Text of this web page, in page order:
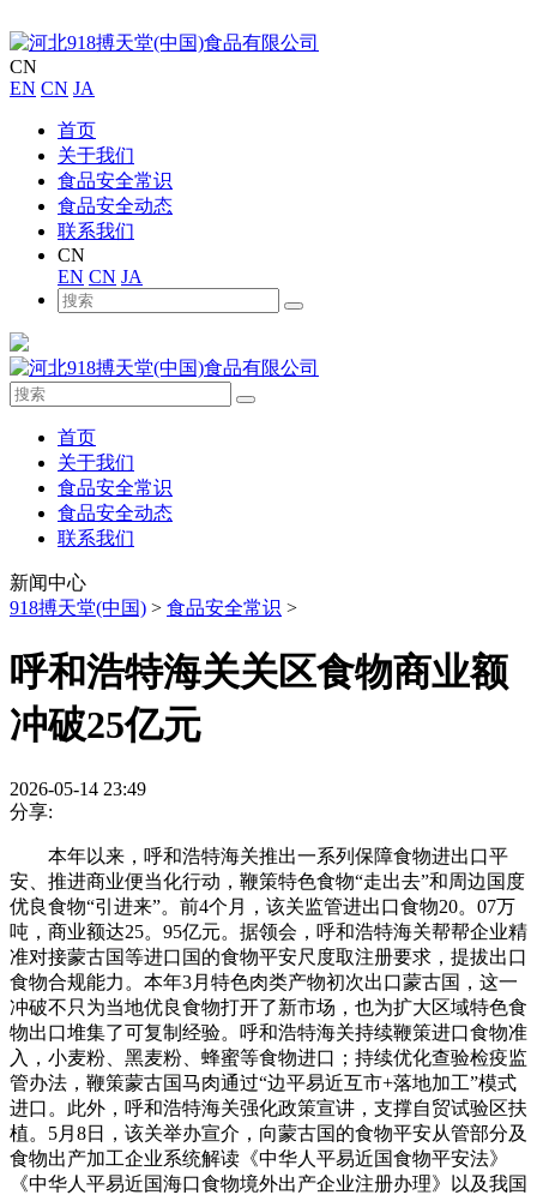
CN
EN CN JA
首页
关于我们
食品安全常识
食品安全动态
联系我们
CN
EN CN JA
首页
关于我们
食品安全常识
食品安全动态
联系我们
新闻中心
918搏天堂(中国) > 食品安全常识 >
呼和浩特海关关区食物商业额
冲破25亿元
2026-05-14 23:49
分享:
本年以来，呼和浩特海关推出一系列保障食物进出口平
安、推进商业便当化行动，鞭策特色食物“走出去”和周边国度
优良食物“引进来”。前4个月，该关监管进出口食物20。07万
吨，商业额达25。95亿元。据领会，呼和浩特海关帮帮企业精
准对接蒙古国等进口国的食物平安尺度取注册要求，提拔出口
食物合规能力。本年3月特色肉类产物初次出口蒙古国，这一
冲破不只为当地优良食物打开了新市场，也为扩大区域特色食
物出口堆集了可复制经验。呼和浩特海关持续鞭策进口食物准
入，小麦粉、黑麦粉、蜂蜜等食物进口；持续优化查验检疫监
管办法，鞭策蒙古国马肉通过“边平易近互市+落地加工”模式
进口。此外，呼和浩特海关强化政策宣讲，支撑自贸试验区扶
植。5月8日，该关举办宣介，向蒙古国的食物平安从管部分及
食物出产加工企业系统解读《中华人平易近国食物平安法》
《中华人平易近国海口食物境外出产企业注册办理》以及我国